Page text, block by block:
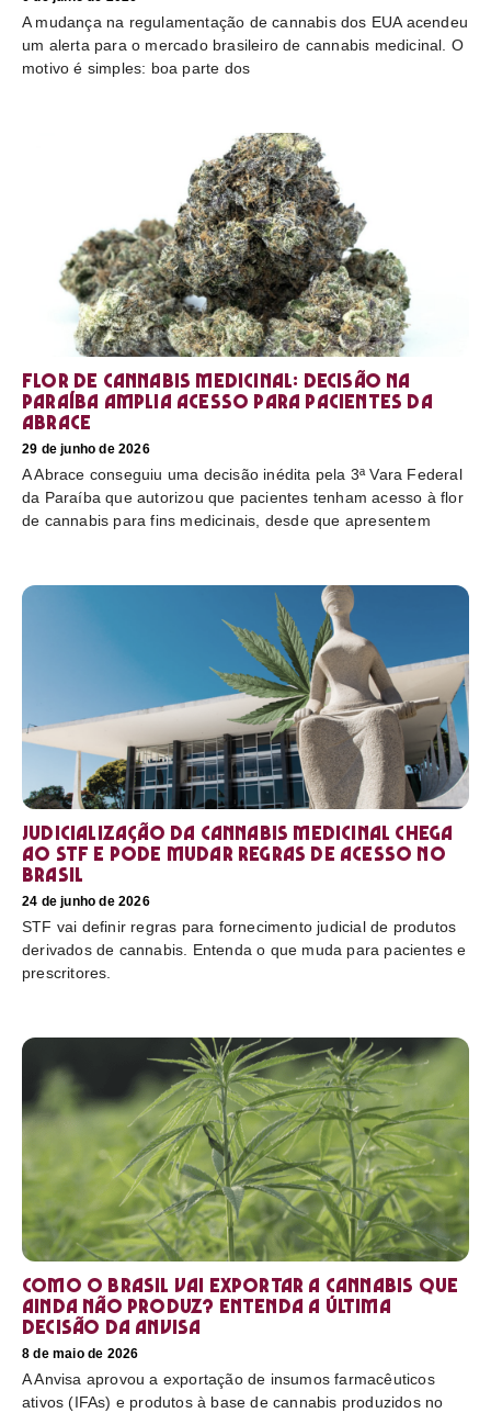
A mudança na regulamentação de cannabis dos EUA acendeu
um alerta para o mercado brasileiro de cannabis medicinal. O
motivo é simples: boa parte dos
Flor de cannabis medicinal: decisão na
Paraíba amplia acesso para pacientes da
Abrace
29 de junho de 2026
A Abrace conseguiu uma decisão inédita pela 3ª Vara Federal
da Paraíba que autorizou que pacientes tenham acesso à flor
de cannabis para fins medicinais, desde que apresentem
Judicialização da cannabis medicinal chega
ao STF e pode mudar regras de acesso no
Brasil
24 de junho de 2026
STF vai definir regras para fornecimento judicial de produtos
derivados de cannabis. Entenda o que muda para pacientes e
prescritores.
Como o Brasil vai exportar a cannabis que
ainda não produz? Entenda a última
decisão da Anvisa
8 de maio de 2026
A Anvisa aprovou a exportação de insumos farmacêuticos
ativos (IFAs) e produtos à base de cannabis produzidos no